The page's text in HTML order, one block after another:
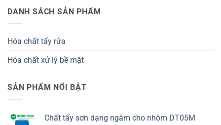
DANH SÁCH SẢN PHẨM
Hóa chất tẩy rửa
Hóa chất xử lý bề mặt
SẢN PHẨM NỔI BẬT
Chất tẩy sơn dạng ngâm cho nhôm DT05M